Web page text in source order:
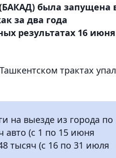
была запущена
за два года
результатах 16 июня
трактах
на выезде из города по
авто (с 1 по 15 июня
тысяч (с 16 по 31 июля